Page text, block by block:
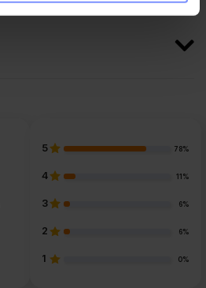
5 78%
4 11%
3 6%
2 6%
1 0%